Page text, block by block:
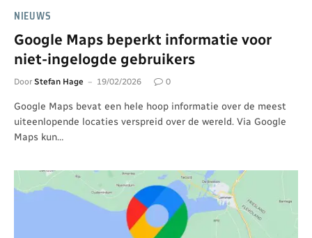
NIEUWS
Google Maps beperkt informatie voor
niet-ingelogde gebruikers
Door Stefan Hage 19/02/2026 0
Google Maps bevat een hele hoop informatie over de meest
uiteenlopende locaties verspreid over de wereld. Via Google
Maps kun…